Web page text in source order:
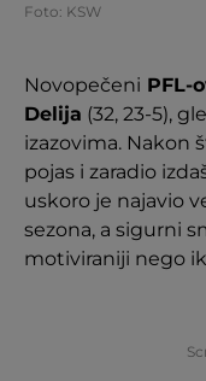
Foto: KSW
Novopečeni PFL-
Delija (32, 23-5),
izazovima. Nakon
pojas i zaradio
uskoro je najavio
sezona, a sigurni
motiviraniji nego